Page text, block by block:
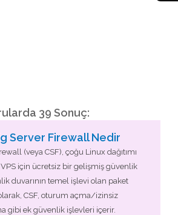
39 Sonuç:
Server Firewall Nedir
(veya CSF), çoğu Linux dağıtımı
VPS için ücretsiz bir gelişmiş güvenlik
duvarının temel işlevi olan paket
CSF, oturum açma/izinsiz
gibi ek güvenlik işlevleri içerir.